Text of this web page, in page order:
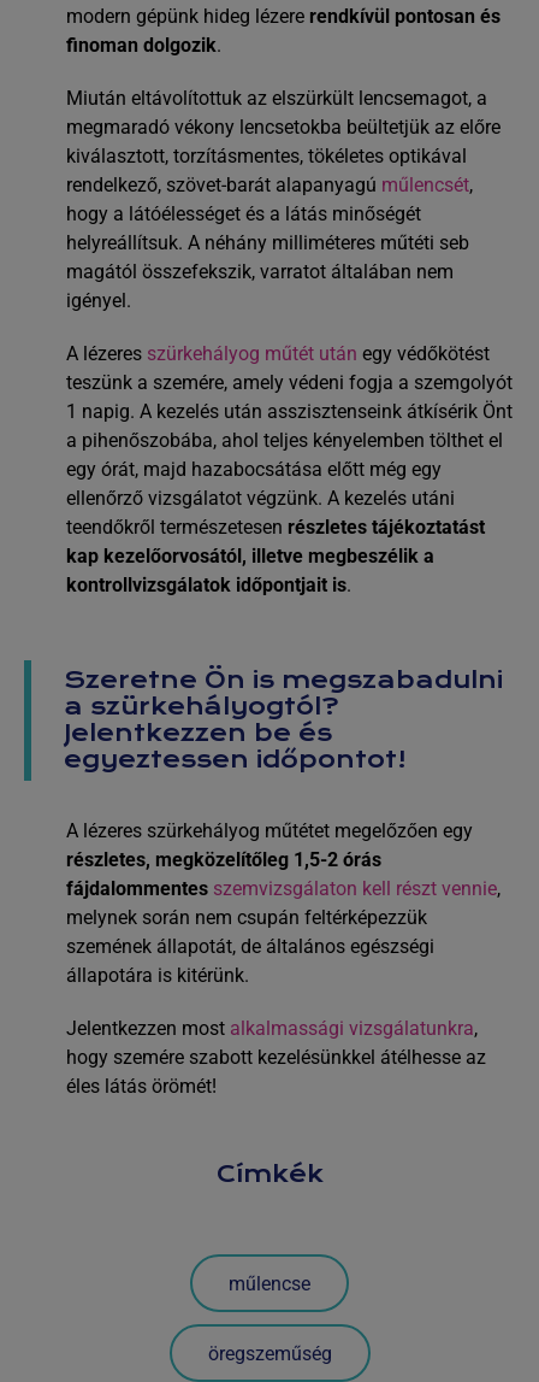
modern gépünk hideg lézere rendkívül pontosan és
finoman dolgozik.
Miután eltávolítottuk az elszürkült lencsemagot, a
megmaradó vékony lencsetokba beültetjük az előre
kiválasztott, torzításmentes, tökéletes optikával
rendelkező, szövet-barát alapanyagú műlencsét,
hogy a látóélességet és a látás minőségét
helyreállítsuk. A néhány milliméteres műtéti seb
magától összefekszik, varratot általában nem
igényel.
A lézeres szürkehályog műtét után egy védőkötést
teszünk a szemére, amely védeni fogja a szemgolyót
1 napig. A kezelés után asszisztenseink átkísérik Önt
a pihenőszobába, ahol teljes kényelemben tölthet el
egy órát, majd hazabocsátása előtt még egy
ellenőrző vizsgálatot végzünk. A kezelés utáni
teendőkről természetesen részletes tájékoztatást
kap kezelőorvosától, illetve megbeszélik a
kontrollvizsgálatok időpontjait is.
Szeretne Ön is megszabadulni
a szürkehályogtól?
Jelentkezzen be és
egyeztessen időpontot!
A lézeres szürkehályog műtétet megelőzően egy
részletes, megközelítőleg 1,5-2 órás
fájdalommentes szemvizsgálaton kell részt vennie,
melynek során nem csupán feltérképezzük
szemének állapotát, de általános egészségi
állapotára is kitérünk.
Jelentkezzen most alkalmassági vizsgálatunkra,
hogy szemére szabott kezelésünkkel átélhesse az
éles látás örömét!
Címkék
műlencse
öregszeműség